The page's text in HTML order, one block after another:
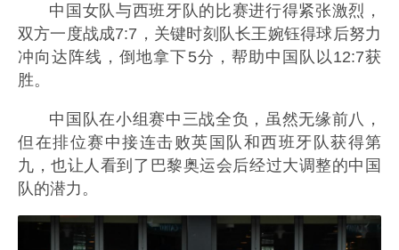
中国女队与西班牙队的比赛进行得紧张激烈，
双方一度战成7:7，关键时刻队长王婉钰得球后努力
冲向达阵线，倒地拿下5分，帮助中国队以12:7获
胜。
中国队在小组赛中三战全负，虽然无缘前八，
但在排位赛中接连击败英国队和西班牙队获得第
九，也让人看到了巴黎奥运会后经过大调整的中国
队的潜力。